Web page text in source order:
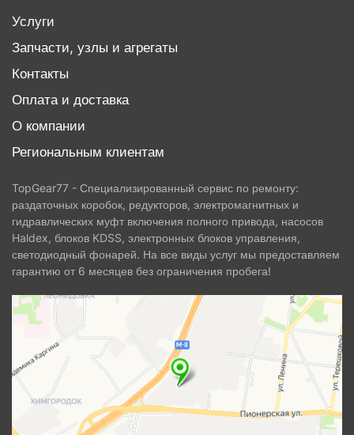
Услуги
Запчасти, узлы и агрегаты
Контакты
Оплата и доставка
О компании
Региональным клиентам
TopGear77 - Специализированный сервис по ремонту:
раздаточных коробок, редукторов, электромагнитных и
гидравлических муфт включения полного привода, насосов
Haldex, блоков KDSS, электронных блоков управления,
светодиодный фонарей. На все виды услуг мы предоставляем
гарантию от 6 месяцев без ограничения пробега!